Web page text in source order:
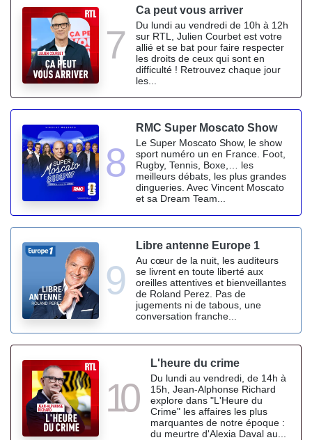
7
Ca peut vous arriver
Du lundi au vendredi de 10h à 12h
sur RTL, Julien Courbet est votre
allié et se bat pour faire respecter
les droits de ceux qui sont en
difficulté ! Retrouvez chaque jour
les...
8
RMC Super Moscato Show
Le Super Moscato Show, le show
sport numéro un en France. Foot,
Rugby, Tennis, Boxe,… les
meilleurs débats, les plus grandes
dingueries. Avec Vincent Moscato
et sa Dream Team...
9
Libre antenne Europe 1
Au cœur de la nuit, les auditeurs
se livrent en toute liberté aux
oreilles attentives et bienveillantes
de Roland Perez. Pas de
jugements ni de tabous, une
conversation franche...
10
L'heure du crime
Du lundi au vendredi, de 14h à
15h, Jean-Alphonse Richard
explore dans "L'Heure du
Crime" les affaires les plus
marquantes de notre époque :
du meurtre d'Alexia Daval au...